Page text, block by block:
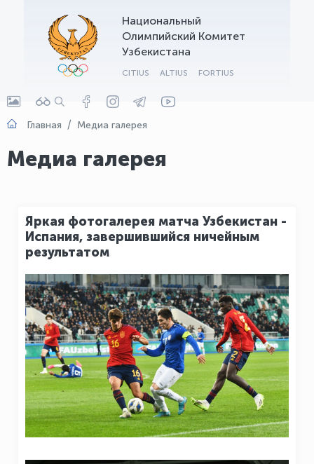
Национальный
Олимпийский Комитет
Узбекистана
CITIUS ALTIUS FORTIUS
Главная Медиа галерея
Медиа галерея
Яркая фотогалерея матча Узбекистан -
Испания, завершившийся ничейным
результатом
OLYMPCHIK AI - yordamchi
Онлайн · olympic.uz